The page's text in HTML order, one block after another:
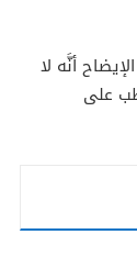
أنَّه لا
على